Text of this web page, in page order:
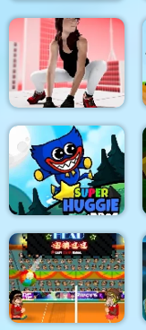
Truck Deliver 3D
Parkour GO
Super Huggie Bros